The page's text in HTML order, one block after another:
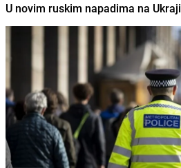
U novim ruskim napadima na